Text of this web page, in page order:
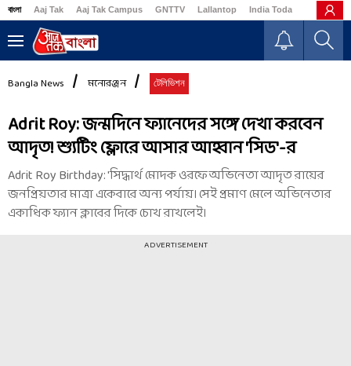
বাংলা Aaj Tak Aaj Tak Campus GNTTV Lallantop India Today Business
Bangla News মনোরঞ্জন টেলিভিশন
Adrit Roy: জন্মদিনে ফ্যানেদের সঙ্গে দেখা করবেন
আদৃত! শ্যুটিং ফ্লোরে আসার আহ্বান 'সিড'-র
Adrit Roy Birthday: 'সিদ্ধার্থ মোদক ওরফে অভিনেতা আদৃত রায়ের
জনপ্রিয়তার মাত্রা একেবারে অন্য পর্যায়। সেই প্রমাণ মেলে অভিনেতার
একাধিক ফ্যান ক্লাবের দিকে চোখ রাখলেই।
ADVERTISEMENT